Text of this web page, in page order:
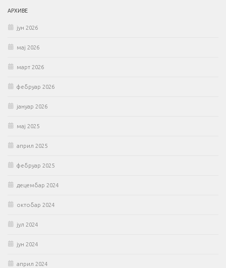
АРХИВЕ
јун 2026
мај 2026
март 2026
фебруар 2026
јануар 2026
мај 2025
април 2025
фебруар 2025
децембар 2024
октобар 2024
јул 2024
јун 2024
април 2024